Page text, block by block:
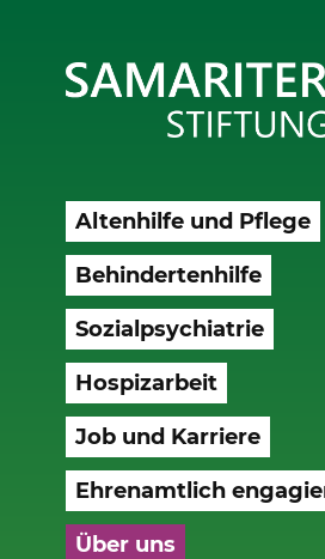
Altenhilfe und Pflege
Behindertenhilfe
Sozialpsychiatrie
Hospizarbeit
Job und Karriere
Ehrenamtlich
Über uns